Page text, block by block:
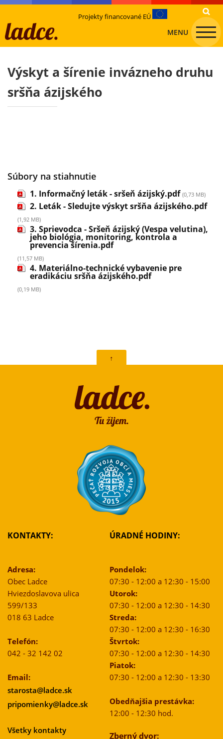
Projekty financované EÚ
MENU
Výskyt a šírenie invázneho druhu
sršňa ázijského
Súbory na stiahnutie
1. Informačný leták - sršeň ázijský.pdf (0,73 MB)
2. Leták - Sledujte výskyt sršňa ázijského.pdf
(1,92 MB)
3. Sprievodca - Sršeň ázijský (Vespa velutina),
jeho biológia, monitoring, kontrola a
prevencia šírenia.pdf
(11,57 MB)
4. Materiálno-technické vybavenie pre
eradikáciu sršňa ázijského.pdf
(0,19 MB)
↑
KONTAKTY:
Adresa:
Obec Ladce
Hviezdoslavova ulica
599/133
018 63 Ladce
Telefón:
042 - 32 142 02
Email:
starosta@ladce.sk
pripomienky@ladce.sk
Všetky kontakty
ÚRADNÉ HODINY:
Pondelok:
07:30 - 12:00 a 12:30 - 15:00
Utorok:
07:30 - 12:00 a 12:30 - 14:30
Streda:
07:30 - 12:00 a 12:30 - 16:30
Štvrtok:
07:30 - 12:00 a 12:30 - 14:30
Piatok:
07:30 - 12:00 a 12:30 - 13:30
Obedňajšia prestávka:
12:00 - 12:30 hod.
Zberný dvor: